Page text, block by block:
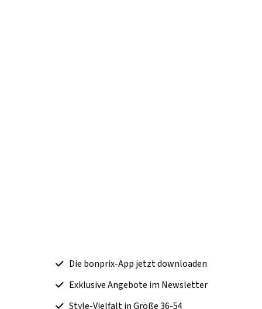
Die bonprix-App jetzt downloaden
Exklusive Angebote im Newsletter
Style-Vielfalt in Größe 36-54